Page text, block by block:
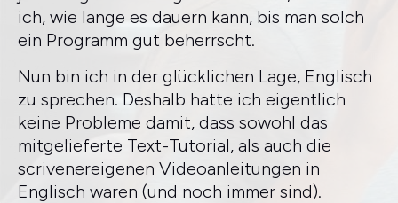
ich, wie lange es dauern kann, bis man solch
ein Programm gut beherrscht.
Nun bin ich in der glücklichen Lage, Englisch
zu sprechen. Deshalb hatte ich eigentlich
keine Probleme damit, dass sowohl das
mitgelieferte Text-Tutorial, als auch die
scrivenereigenen Videoanleitungen in
Englisch waren (und noch immer sind).